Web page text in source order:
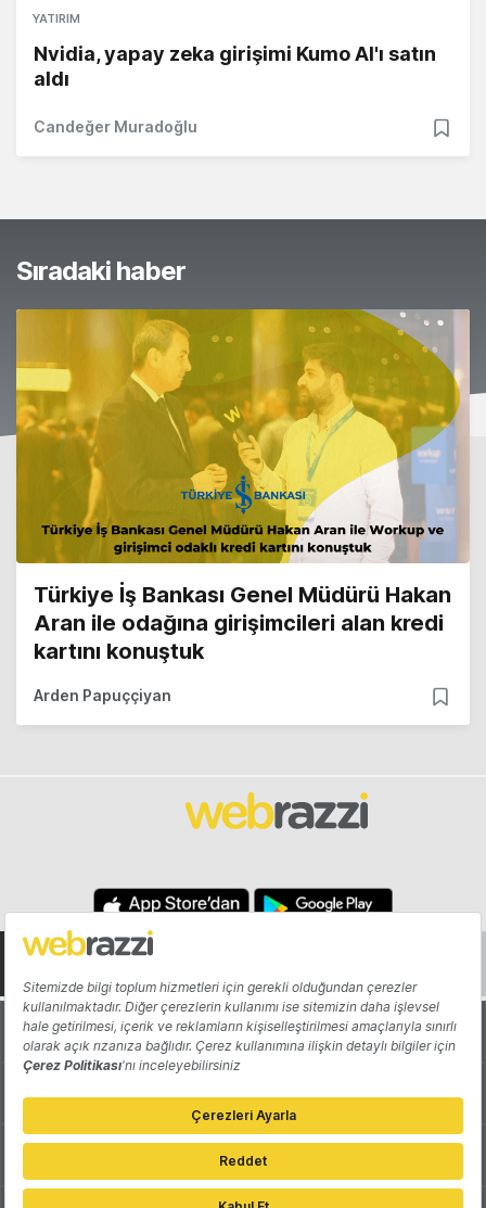
YATIRIM
Nvidia, yapay zeka girişimi Kumo AI'ı satın
aldı
Candeğer Muradoğlu
Sıradaki haber
Türkiye İş Bankası Genel Müdürü Hakan
Aran ile odağına girişimcileri alan kredi
kartını konuştuk
Arden Papuççiyan
Hakkında Yazarlar
Katkıda Bulun Reklam